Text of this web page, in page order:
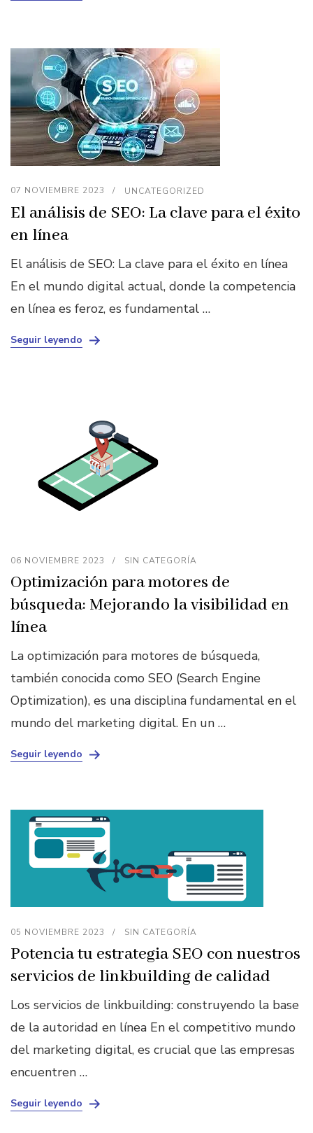
07 NOVIEMBRE 2023 UNCATEGORIZED
El análisis de SEO: La clave para el éxito
en línea
El análisis de SEO: La clave para el éxito en línea
En el mundo digital actual, donde la competencia
en línea es feroz, es fundamental …
Seguir leyendo
06 NOVIEMBRE 2023 SIN CATEGORÍA
Optimización para motores de
búsqueda: Mejorando la visibilidad en
línea
La optimización para motores de búsqueda,
también conocida como SEO (Search Engine
Optimization), es una disciplina fundamental en el
mundo del marketing digital. En un …
Seguir leyendo
05 NOVIEMBRE 2023 SIN CATEGORÍA
Potencia tu estrategia SEO con nuestros
servicios de linkbuilding de calidad
Los servicios de linkbuilding: construyendo la base
de la autoridad en línea En el competitivo mundo
del marketing digital, es crucial que las empresas
encuentren …
Seguir leyendo